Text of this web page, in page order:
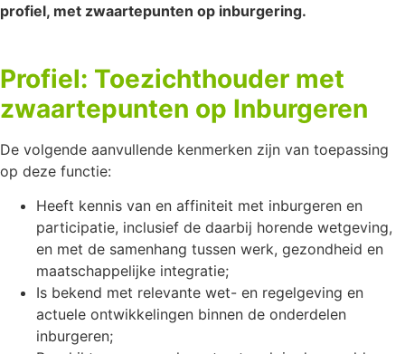
profiel, met zwaartepunten op inburgering.
Profiel: Toezichthouder met
zwaartepunten op Inburgeren
De volgende aanvullende kenmerken zijn van toepassing
op deze functie:
Heeft kennis van en affiniteit met inburgeren en
participatie, inclusief de daarbij horende wetgeving,
en met de samenhang tussen werk, gezondheid en
maatschappelijke integratie;
Is bekend met relevante wet- en regelgeving en
actuele ontwikkelingen binnen de onderdelen
inburgeren;